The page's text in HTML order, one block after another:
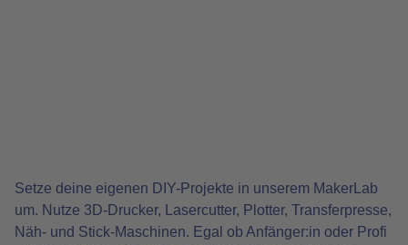
Setze deine eigenen DIY-Projekte in unserem MakerLab
um. Nutze 3D-Drucker, Lasercutter, Plotter, Transferpresse,
Näh- und Stick-Maschinen. Egal ob Anfänger:in oder Profi